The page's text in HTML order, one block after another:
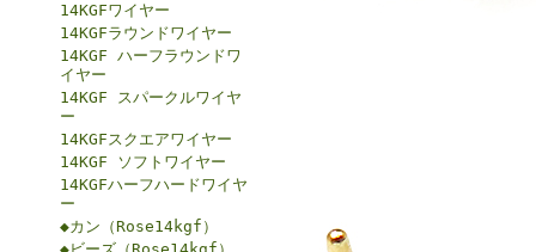
14KGFワイヤー
14KGFラウンドワイヤー
14KGF ハーフラウンドワ
イヤー
14KGF スパークルワイヤ
ー
14KGFスクエアワイヤー
14KGF ソフトワイヤー
14KGFハーフハードワイヤ
ー
◆カン（Rose14kgf）